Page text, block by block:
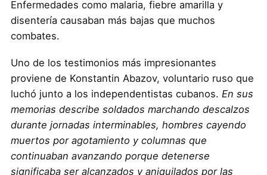
Enfermedades como malaria, fiebre amarilla y
disentería causaban más bajas que muchos
combates.
Uno de los testimonios más impresionantes
proviene de Konstantin Abazov, voluntario ruso que
luchó junto a los independentistas cubanos. En sus
memorias describe soldados marchando descalzos
durante jornadas interminables, hombres cayendo
muertos por agotamiento y columnas que
continuaban avanzando porque detenerse
significaba ser alcanzados y aniquilados por las